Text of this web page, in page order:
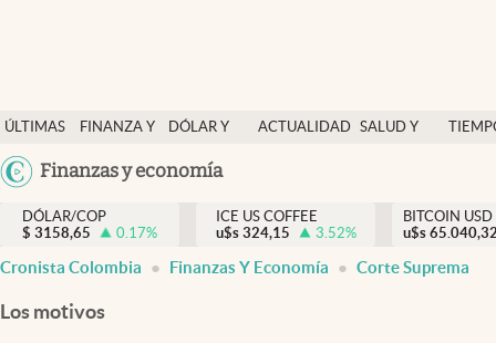
ÚLTIMAS
NOTICIAS
FINANZA Y
DÓLAR Y
ACTUALIDAD SALUD Y
México
USA
Finanzas y economía
Salud y nutrición
Vida espiritual
Actualidad
DÓLAR/COP
$ 3158,65 0.17%
ICE US COFFEE
u$s 324,15 3.52%
BITCOIN USD
u$s
Cronista Colombia Finanzas Y Economía Corte Suprema
Los motivos